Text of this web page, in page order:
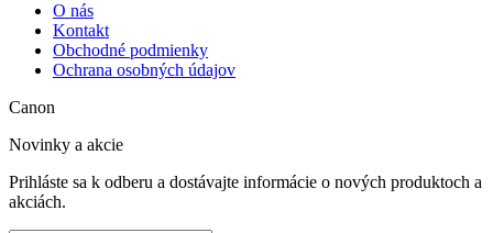
O nás
Kontakt
Obchodné podmienky
Ochrana osobných údajov
Canon
Novinky a akcie
Prihláste sa k odberu a dostávajte informácie o nových produktoch a
akciách.